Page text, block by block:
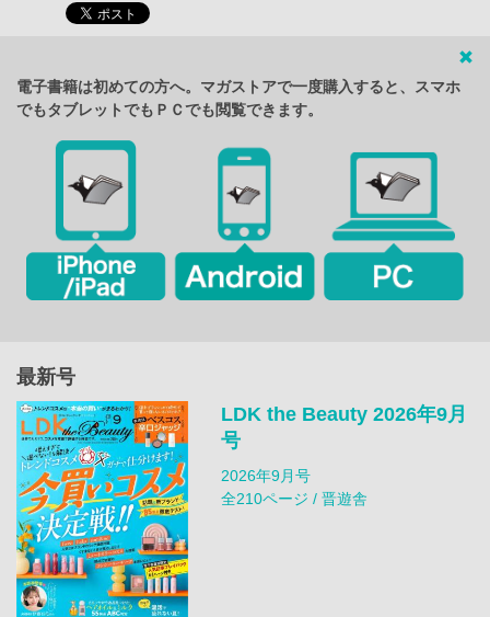
電子書籍は初めての方へ。マガストアで一度購入すると、スマホ
でもタブレットでもＰＣでも閲覧できます。
最新号
LDK the Beauty 2026年9月
号
2026年9月号
全210ページ / 晋遊舎